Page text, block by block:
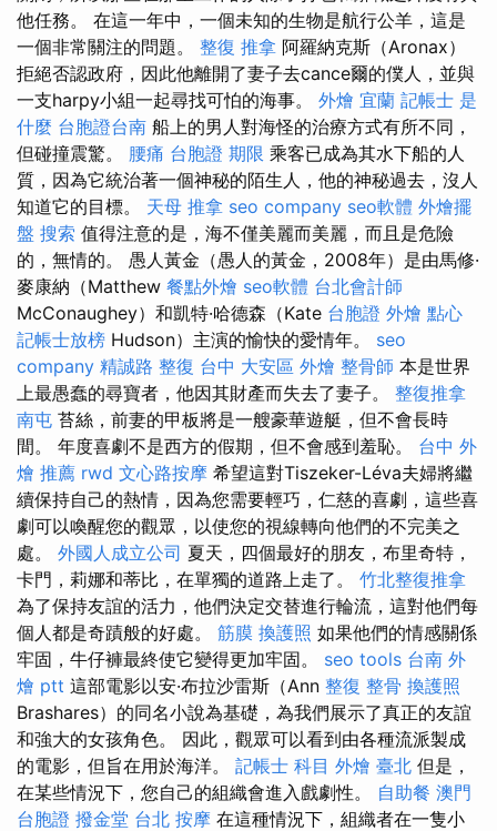
他任務。 在這一年中，一個未知的生物是航行公羊，這是
一個非常關注的問題。 整復 推拿 阿羅納克斯（Aronax）
拒絕否認政府，因此他離開了妻子去cance爾的僕人，並與
一支harpy小組一起尋找可怕的海事。 外燴 宜蘭 記帳士 是
什麼 台胞證台南 船上的男人對海怪的治療方式有所不同，
但碰撞震驚。 腰痛 台胞證 期限 乘客已成為其水下船的人
質，因為它統治著一個神秘的陌生人，他的神秘過去，沒人
知道它的目標。 天母 推拿 seo company seo軟體 外燴擺
盤 搜索 值得注意的是，海不僅美麗而美麗，而且是危險
的，無情的。 愚人黃金（愚人的黃金，2008年）是由馬修·
麥康納（Matthew 餐點外燴 seo軟體 台北會計師
McConaughey）和凱特·哈德森（Kate 台胞證 外燴 點心
記帳士放榜 Hudson）主演的愉快的愛情年。 seo
company 精誠路 整復 台中 大安區 外燴 整骨師 本是世界
上最愚蠢的尋寶者，他因其財產而失去了妻子。 整復推拿
南屯 苔絲，前妻的甲板將是一艘豪華遊艇，但不會長時
間。 年度喜劇不是西方的假期，但不會感到羞恥。 台中 外
燴 推薦 rwd 文心路按摩 希望這對Tiszeker-Léva夫婦將繼
續保持自己的熱情，因為您需要輕巧，仁慈的喜劇，這些喜
劇可以喚醒您的觀眾，以使您的視線轉向他們的不完美之
處。 外國人成立公司 夏天，四個最好的朋友，布里奇特，
卡門，莉娜和蒂比，在單獨的道路上走了。 竹北整復推拿
為了保持友誼的活力，他們決定交替進行輪流，這對他們每
個人都是奇蹟般的好處。 筋膜 換護照 如果他們的情感關係
牢固，牛仔褲最終使它變得更加牢固。 seo tools 台南 外
燴 ptt 這部電影以安·布拉沙雷斯（Ann 整復 整骨 換護照
Brashares）的同名小說為基礎，為我們展示了真正的友誼
和強大的女孩角色。 因此，觀眾可以看到由各種流派製成
的電影，但旨在用於海洋。 記帳士 科目 外燴 臺北 但是，
在某些情況下，您自己的組織會進入戲劇性。 自助餐 澳門
台胞證 撥金堂 台北 按摩 在這種情況下，組織者在一隻小